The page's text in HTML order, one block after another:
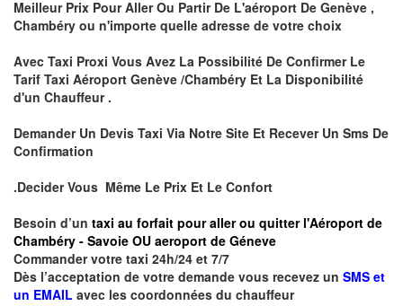
Meilleur Prix Pour Aller Ou Partir De L'aéroport De Genève ,
Chambéry ou n'importe quelle adresse de votre choix
Avec Taxi Proxi Vous Avez La Possibilité De Confirmer Le
Tarif Taxi Aéroport Genève /Chambéry Et La Disponibilité
d'un Chauffeur .
Demander Un Devis Taxi Via Notre Site Et Recever Un Sms De
Confirmation
.Decider Vous Même Le Prix Et Le Confort
Besoin d’un taxi au forfait pour aller ou quitter l'Aéroport de
Chambéry - Savoie OU aeroport de Géneve
Commander votre taxi 24h/24 et 7/7
Dès l’acceptation de votre demande vous recevez un SMS et
un EMAIL avec les coordonnées du chauffeur